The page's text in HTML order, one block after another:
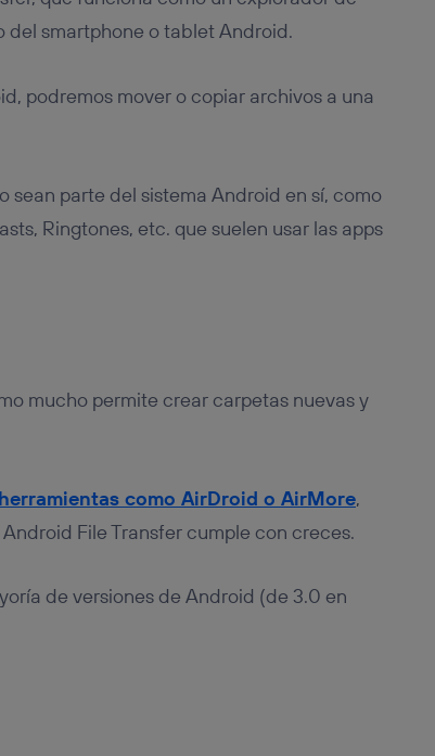
del smartphone o tablet Android.
podremos mover o copiar archivos a una
sean parte del sistema Android en sí, como
Ringtones, etc. que suelen usar las apps
mucho permite crear carpetas nuevas y
herramientas como AirDroid o AirMore,
File Transfer cumple con creces.
de versiones de Android (de 3.0 en